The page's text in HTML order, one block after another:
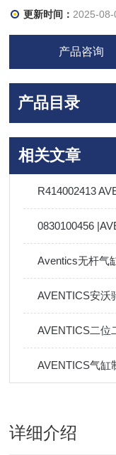
更新时间： 2025-08-
产品咨询
产品目录
相关文章
R414002413
0830100456
Aventics无杆气
AVENTICS安沃
AVENTICS二位
AVENTICS气缸
详细介绍